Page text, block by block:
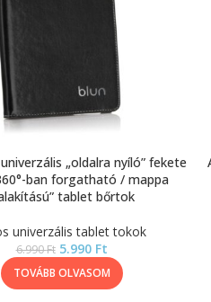
„oldalra nyíló” fekete
ban forgatható / mappa
tablet bőrtok
univerzális tablet tokok
6.990Ft 5.990 Ft
TOVÁBB OLVASOM